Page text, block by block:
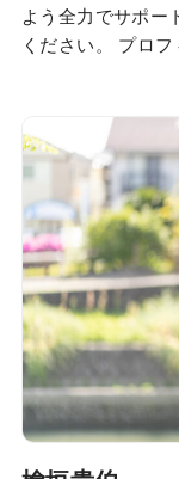
よう全力でサポー
ください。 プロ
は何ですか？ 野
ツ観戦をよくし